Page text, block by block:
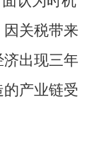
因关税带来
出现三年
产业链受